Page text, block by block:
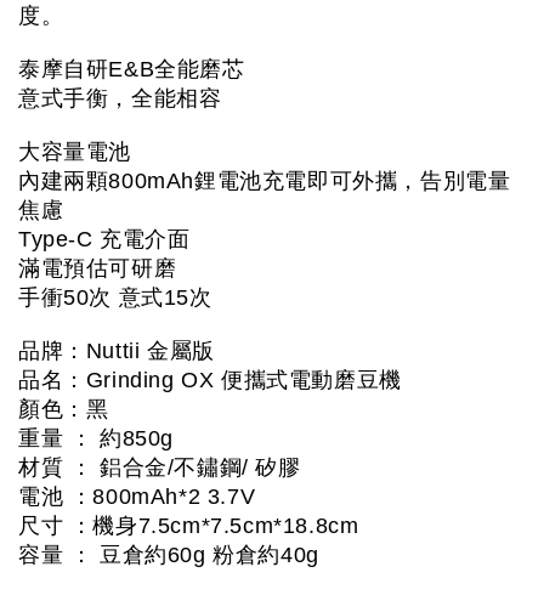
度。
泰摩自研E&B全能磨芯
意式手衡，全能相容
大容量電池
內建兩顆800mAh鋰電池充電即可外攜，告別電量
焦慮
Type-C 充電介面
滿電預估可研磨
手衝50次 意式15次
品牌：Nuttii 金屬版
品名：Grinding OX 便攜式電動磨豆機
顏色：黑
重量 ： 約850g
材質 ： 鋁合金/不鏽鋼/ 矽膠
電池 ：800mAh*2 3.7V
尺寸 ：機身7.5cm*7.5cm*18.8cm
容量 ： 豆倉約60g 粉倉約40g